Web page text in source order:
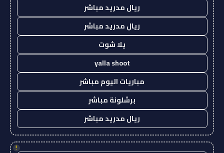
ريال مدريد مباشر
ريال مدريد مباشر
يلا شوت
yalla shoot
مباريات اليوم مباشر
برشلونة مباشر
ريال مدريد مباشر
!